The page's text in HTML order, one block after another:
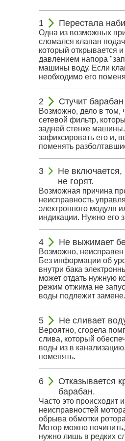
Перестала
Одна из возможных
сломался клапан
который открывается
давлением напора
машины воду. Если
необходимо его
Стучит
Возможно, дело в том,
сетевой фильтр,
задней стенке
зафиксировать его и,
поменять
Не включается,
не горят.
Возможная причина
неисправность
электронного модуля
индикации. Нужно его
Не выжимает
Возможно, неисправен
Без информации об
внутри бака
может отдать нужную
режим отжима не
воды подлежит замене.
Не сливает
Вероятно, сгорела
слива, который
воды из в
поменять.
Отказывается
барабан.
Часто это происходит
неисправностей
обрыва обмотки
Мотор можно
нужно лишь в редких